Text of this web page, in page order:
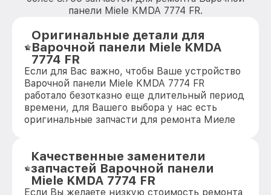
панели Miele KMDA 7774 FR.
Оригинальные детали для
Варочной панели Miele KMDA
7774 FR
Если для Вас важно, чтобы Ваше устройство
Варочной панели Miele KMDA 7774 FR
работало безотказно еще длительный период
времени, для Вашего выбора у нас есть
оригинальные запчасти для ремонта Миеле
Качественные заменители
запчастей Варочной панели
Miele KMDA 7774 FR
Если Вы желаете низкую стоимость ремонта